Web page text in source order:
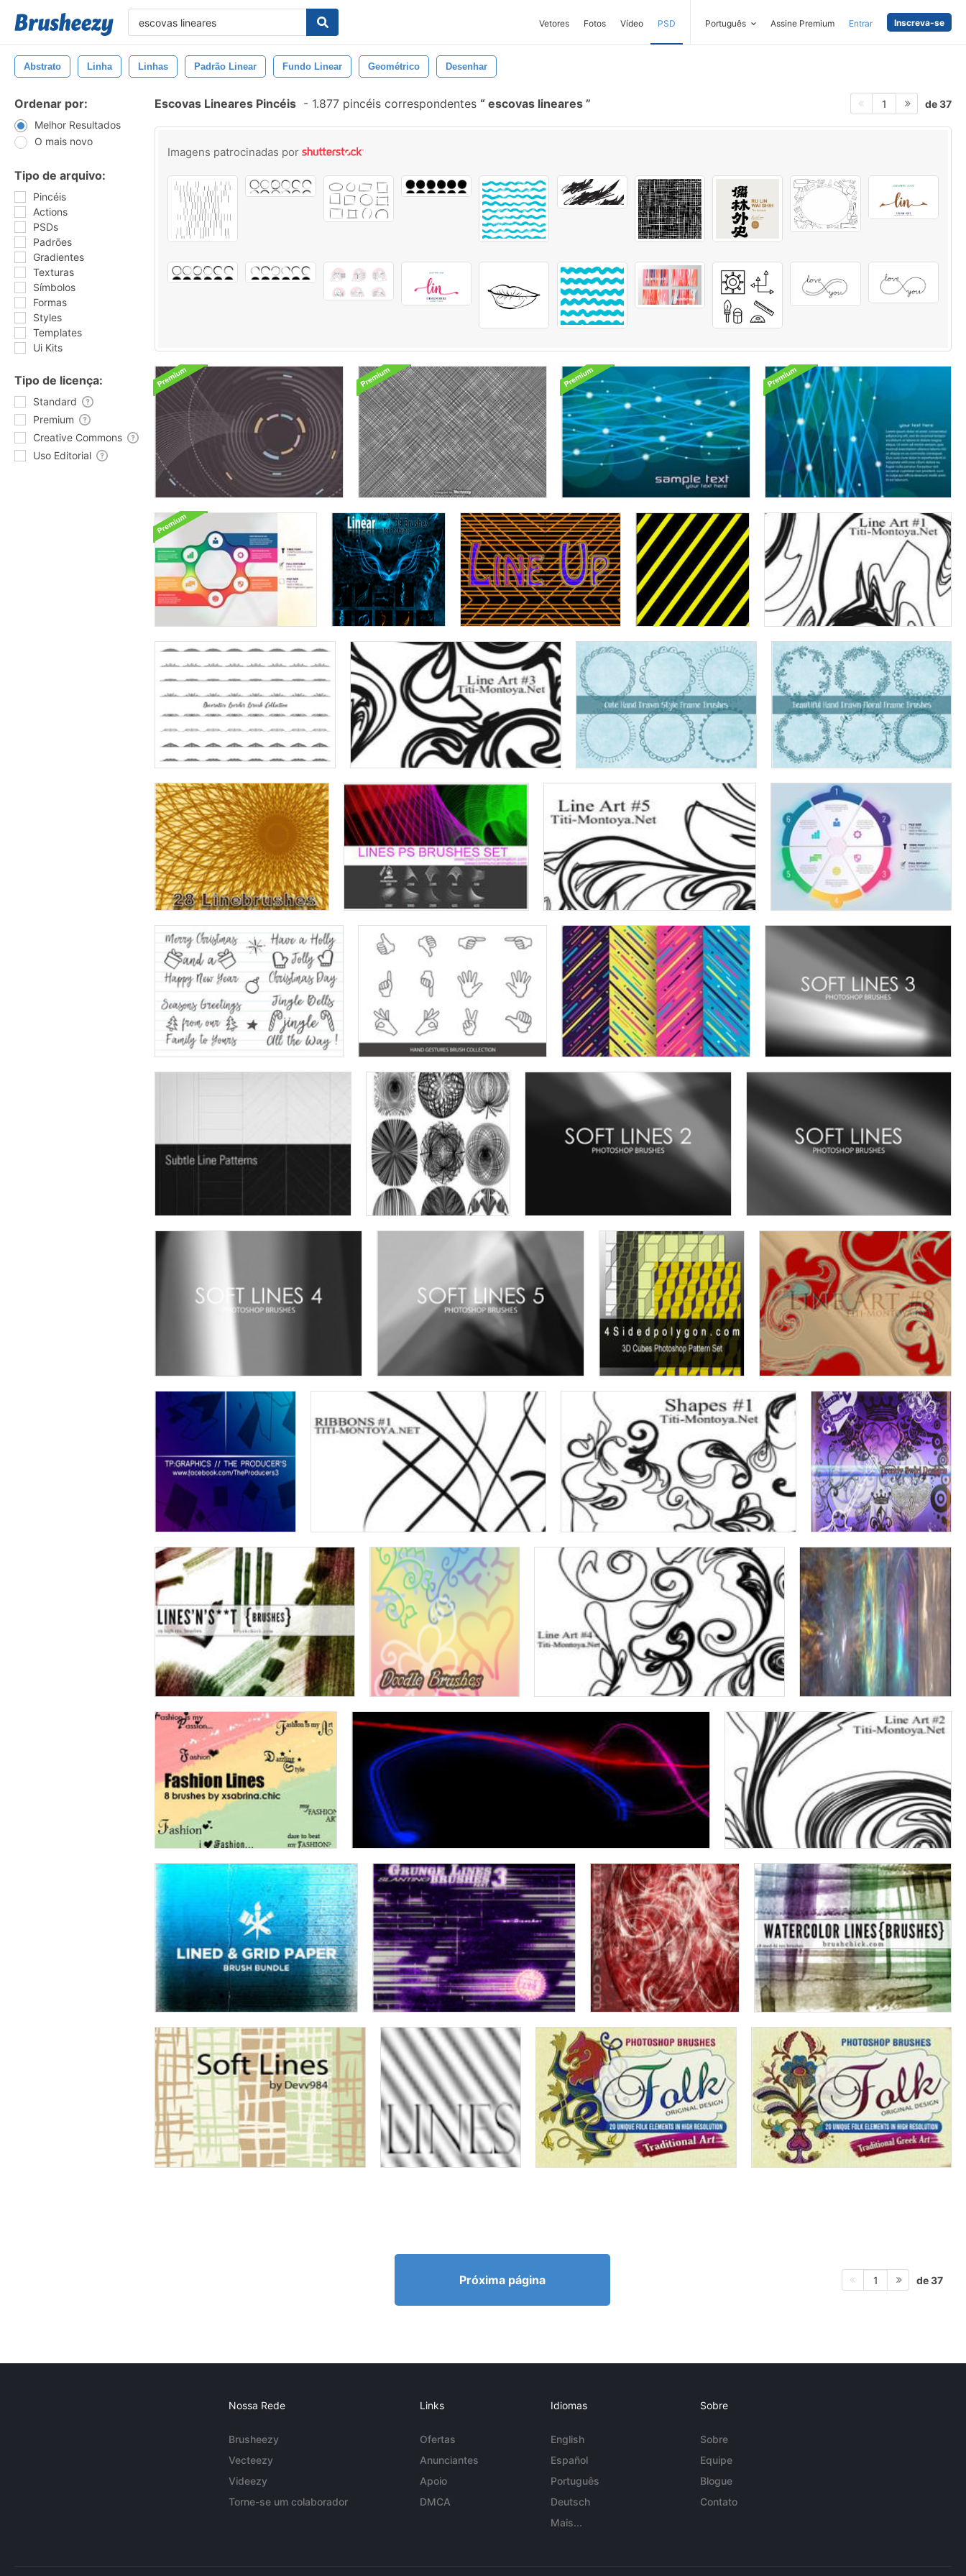
Vetores Fotos Vídeo PSD Português Assine Premium Entrar Inscreva-se
Abstrato Linha Linhas Padrão Linear Fundo Linear Geométrico Desenhar
Ordenar por:
Melhor Resultados
O mais novo
Tipo de arquivo:
Pincéis
Actions
PSDs
Padrões
Gradientes
Texturas
Símbolos
Formas
Styles
Templates
Ui Kits
Tipo de licença:
Standard
Premium
Creative Commons
Uso Editorial
Escovas Lineares Pincéis - 1.877 pincéis correspondentes escovas lineares 1 de 37
Imagens patrocinadas por
Próxima página 1 de 37
Nossa Rede
Brusheezy
Vecteezy
Videezy
Torne-se um colaborador
Links
Ofertas
Anunciantes
Apoio
DMCA
Idiomas
English
Español
Português
Deutsch
Mais...
Sobre
Sobre
Equipe
Blogue
Contato